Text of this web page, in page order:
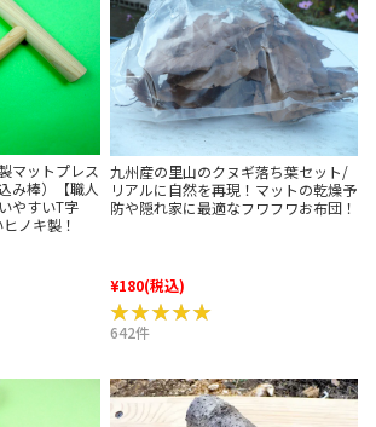
マットプレス
み棒）【職人
やすいT字
ノキ製！
九州産の里山のクヌギ落ち葉セット/
リアルに自然を再現！マットの乾燥予
防や隠れ家に最適なフワフワお布団！
¥180(税込)
★★★★★
★★★★★
642件